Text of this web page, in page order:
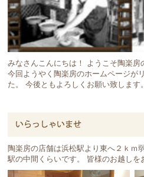
みなさんこんにちは！ ようこそ陶楽房
今回ようやく陶楽房のホームページが
た。 今後ともよろしくお願い致します。
陶楽房の店舗は浜松駅より東へ２ｋｍ
駅の中間くらいです。 皆様のお越しを